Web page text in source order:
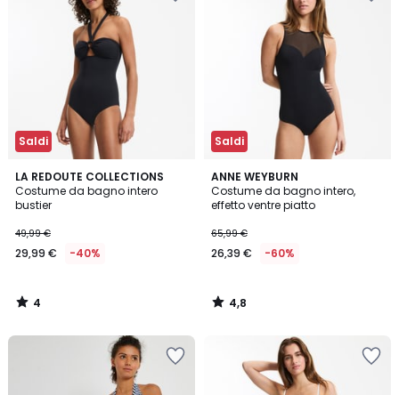
Saldi
LA REDOUTE COLLECTIONS
Costume da bagno intero
bustier
49,99 €
29,99 € -40%
4
/
5
4
/
Saldi
ANNE WEYBURN
Costume da bagno intero,
effetto ventre piatto
65,99 €
26,39 € -60%
4,8
/ 5
4,8
/